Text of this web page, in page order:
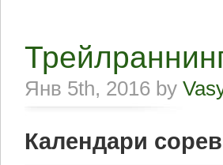
Янв 5th, 2016 by
Календари